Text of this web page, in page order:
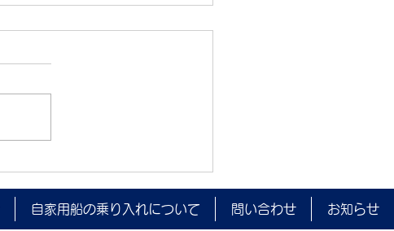
自家用船の乗り入れについて 問い合わせ お知らせ